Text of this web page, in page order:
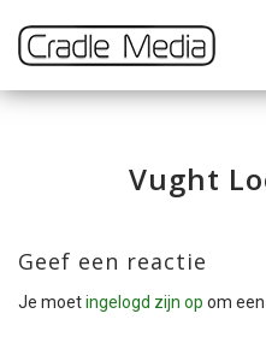
Vught
Geef een reactie
Je moetingelogd zijn op om